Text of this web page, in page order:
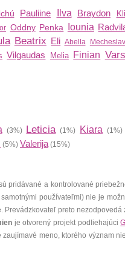
Pauliine Ilva Braydon
Oddny Penka Iounia
Beatrix Eli Abella
Vilgaudas Melia Finian
(3%) Leticia(1%) Kiara (1%)
(5%) Valerija(15%)
pridávané a kontrolované
používateľmi) nie je
Prevádzkovateľ preto nezodpovedá
je otvorený projekt podliehajúci
meno, ktorého význam